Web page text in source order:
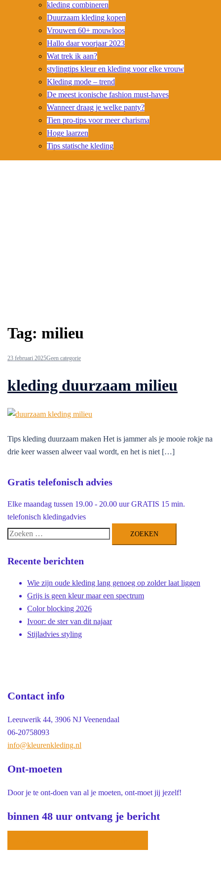
kleding combineren
Duurzaam kleding kopen
Vrouwen 60+ mouwloos
Hallo daar voorjaar 2023
Wat trek ik aan?
stylingtips kleur en kleding voor elke vrouw
Kleding mode – trend
De meest iconische fashion must-haves
Wanneer draag je welke panty?
Tien pro-tips voor meer charisma
Hoge laarzen
Tips statische kleding
Tag: milieu
23 februari 2025Geen categorie
kleding duurzaam milieu
Tips kleding duurzaam maken Het is jammer als je mooie rokje na
drie keer wassen alweer vaal wordt, en het is niet […]
Gratis telefonisch advies
Elke maandag tussen 19.00 - 20.00 uur GRATIS 15 min.
telefonisch kledingadvies
Zoeken
Recente berichten
Wie zijn oude kleding lang genoeg op zolder laat liggen
Grijs is geen kleur maar een spectrum
Color blocking 2026
Ivoor: de ster van dit najaar
Stijladvies styling
Contact info
Leeuwerik 44, 3906 NJ Veenendaal
06-20758093
info@kleurenkleding.nl
Ont-moeten
Door je te ont-doen van al je moeten, ont-moet jij jezelf!
binnen 48 uur ontvang je bericht